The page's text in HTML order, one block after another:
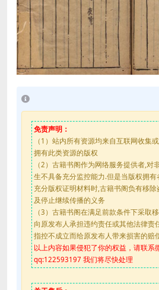
免责声明：
（1）站内所有资源均来自互联网收集
拥有此类资源的版权
（2）古籍书阁作为网络服务提供者,对
生不具备充分监控能力.但是当版权拥
充分版权证明材料时,古籍书阁负有移
及停止继续传播的义务
（3）古籍书阁在满足前款条件下采取
向原发布人承担违约责任或其他法律责
指控不成立而给原发布人带来损害的赔
以上内容如果侵犯了你的权益，请联系
qq:122593197 我们将尽快处理